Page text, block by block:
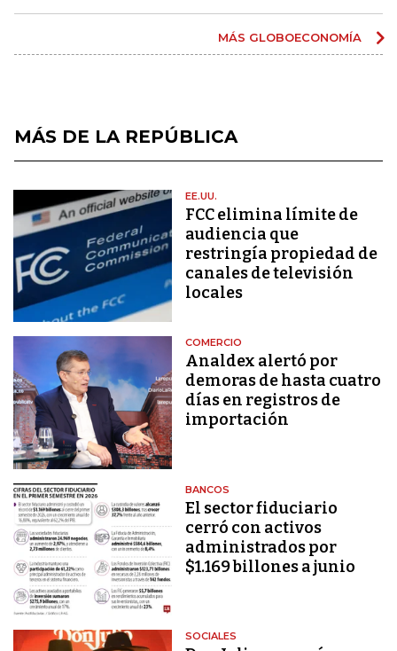
MÁS GLOBOECONOMÍA
MÁS DE LA REPÚBLICA
EE.UU.
FCC elimina límite de
audiencia que
restringía propiedad de
canales de televisión
locales
COMERCIO
Analdex alertó por
demoras de hasta cuatro
días en registros de
importación
BANCOS
El sector fiduciario
cerró con activos
administrados por
$1.169 billones a junio
SOCIALES